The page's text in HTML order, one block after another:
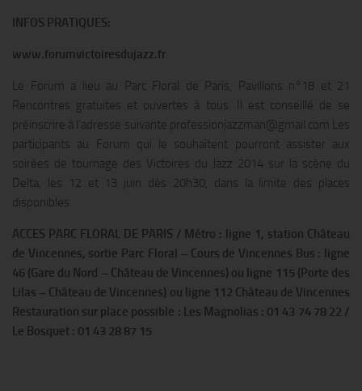
INFOS PRATIQUES:
www.forumvictoiresdujazz.fr
Le Forum a lieu au Parc Floral de Paris, Pavillons n°18 et 21
Rencontres gratuites et ouvertes à tous. Il est conseillé de se
préinscrire à l’adresse suivante professionjazzman@gmail.com Les
participants au Forum qui le souhaitent pourront assister aux
soirées de tournage des Victoires du Jazz 2014 sur la scène du
Delta, les 12 et 13 juin dès 20h30, dans la limite des places
disponibles.
ACCES PARC FLORAL DE PARIS / Métro : ligne 1, station Château
de Vincennes, sortie Parc Floral – Cours de Vincennes Bus : ligne
46 (Gare du Nord – Château de Vincennes) ou ligne 115 (Porte des
Lilas – Château de Vincennes) ou ligne 112 Château de Vincennes
Restauration sur place possible : Les Magnolias : 01 43 74 78 22 /
Le Bosquet : 01 43 28 87 15